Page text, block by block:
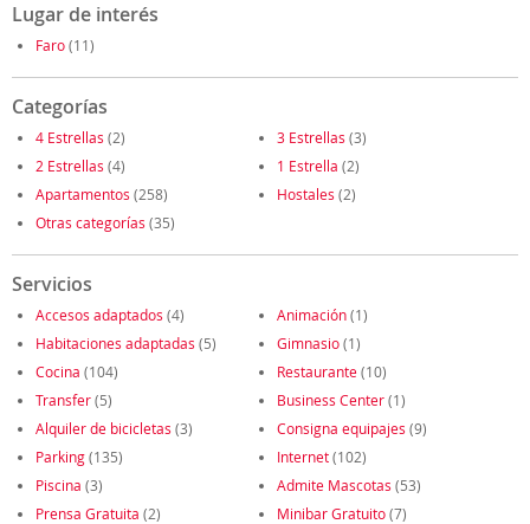
Lugar de interés
Faro(11)
Categorías
4 Estrellas (2) 3 Estrellas (3)
2 Estrellas (4) 1 Estrella (2)
Apartamentos (258) Hostales (2)
Otras categorías (35)
Servicios
Accesos adaptados (4) Animación(1)
Habitaciones adaptadas (5) Gimnasio(1)
Cocina (104) Restaurante(10)
Transfer(5) Business Center(1)
Alquiler de bicicletas (3) Consigna equipajes (9)
Parking(135) Internet(102)
Piscina (3) Admite Mascotas (53)
Prensa Gratuita (2) Minibar Gratuito(7)